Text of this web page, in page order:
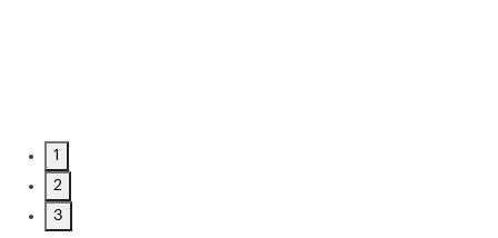
1
2
3